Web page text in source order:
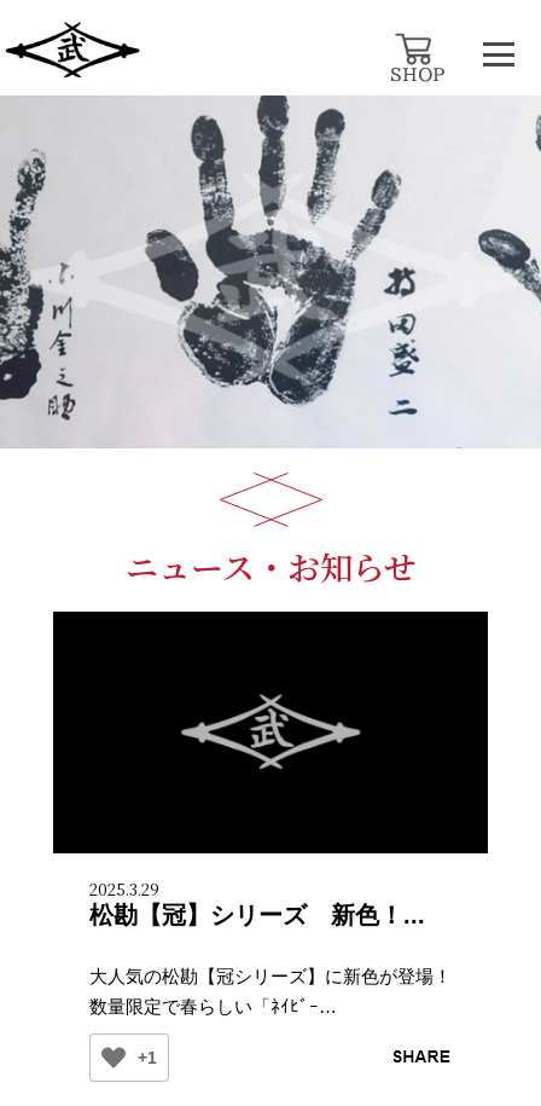
ニュース・お知らせ
2025.3.29
松勘【冠】シリーズ 新色！...
大人気の松勘【冠シリーズ】に新色が登場！
数量限定で春らしい「ﾈｲﾋﾞｰ…
+1